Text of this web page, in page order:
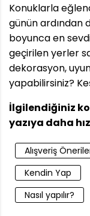
Konuklarla
günün ardından
boyunca en
geçirilen yerler
dekorasyon,
yapabilirsiniz?
İlgilendiğiniz
yazıya daha
Alışveriş
Kendin Yap
Nasıl yapılır?